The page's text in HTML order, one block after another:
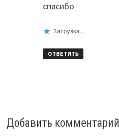
спасибо
Загрузка...
ОТВЕТИТЬ
Добавить комментарий